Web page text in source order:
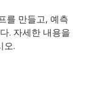
를 만들고, 예측
. 자세한 내용을
오.